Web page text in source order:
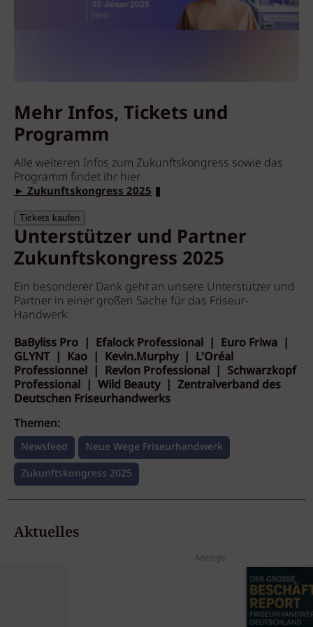
Mehr Infos, Tickets und
Programm
Alle weiteren Infos zum Zukunftskongress sowie das
Programm findet ihr hier
► Zukunftskongress 2025
Tickets kaufen
Unterstützer und Partner
Zukunftskongress 2025
Ein besonderer Dank geht an unsere Unterstützer und
Partner in einer großen Sache für das Friseur-
Handwerk:
BaByliss Pro | Efalock Professional | Euro Friwa |
GLYNT | Kao | Kevin.Murphy | L'Oréal
Professionnel | Revlon Professional | Schwarzkopf
Professional | Wild Beauty | Zentralverband des
Deutschen Friseurhandwerks
Themen:
Newsfeed
Neue Wege Friseurhandwerk
Zukunftskongress 2025
Aktuelles
Anzeige